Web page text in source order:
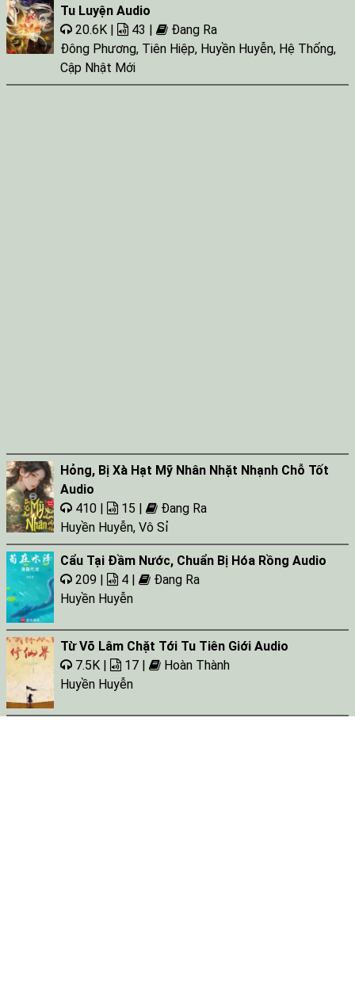
Tu Luyện Audio
20.6K |
43 |
Đang Ra
Đông Phương, Tiên Hiệp, Huyền Huyễn, Hệ Thống,
Cập Nhật Mới
Hỏng, Bị Xà Hạt Mỹ Nhân Nhặt Nhạnh Chỗ Tốt
Audio
410 |
15 |
Đang Ra
Huyền Huyễn, Vô Sỉ
Cẩu Tại Đầm Nước, Chuẩn Bị Hóa Rồng Audio
209 |
4 |
Đang Ra
Huyền Huyễn
Từ Võ Lâm Chặt Tới Tu Tiên Giới Audio
7.5K |
17 |
Hoàn Thành
Huyền Huyễn